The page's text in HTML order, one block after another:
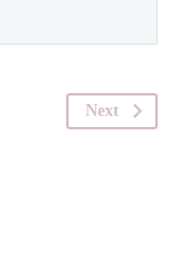
Next